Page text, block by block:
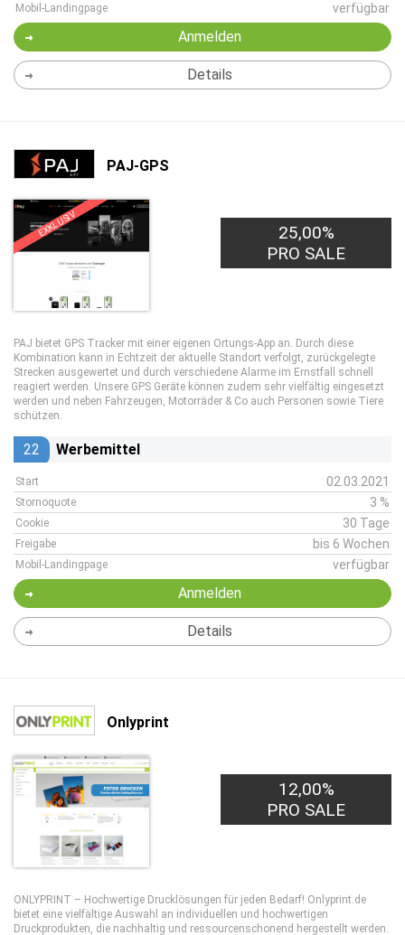
Mobil-Landingpage verfügbar
Anmelden
Details
PAJ-GPS
EXKLUSIV
25,00%
PRO SALE
PAJ bietet GPS Tracker mit einer eigenen Ortungs-App an. Durch diese
Kombination kann in Echtzeit der aktuelle Standort verfolgt, zurückgelegte
Strecken ausgewertet und durch verschiedene Alarme im Ernstfall schnell
reagiert werden. Unsere GPS Geräte können zudem sehr vielfältig eingesetzt
werden und neben Fahrzeugen, Motorräder & Co auch Personen sowie Tiere
schützen.
22 Werbemittel
Start 02.03.2021
Stornoquote 3 %
Cookie 30 Tage
Freigabe bis 6 Wochen
Mobil-Landingpage verfügbar
Anmelden
Details
Onlyprint
12,00%
PRO SALE
ONLYPRINT – Hochwertige Drucklösungen für jeden Bedarf! Onlyprint.de
bietet eine vielfältige Auswahl an individuellen und hochwertigen
Druckprodukten, die nachhaltig und ressourcenschonend hergestellt werden.